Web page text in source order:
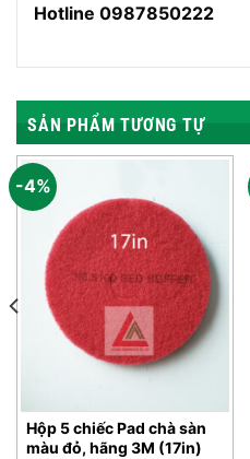
Hotline 0987850222
SẢN PHẨM TƯƠNG TỰ
-4%
Hộp 5 chiếc Pad chà sàn
màu đỏ, hãng 3M (17in)